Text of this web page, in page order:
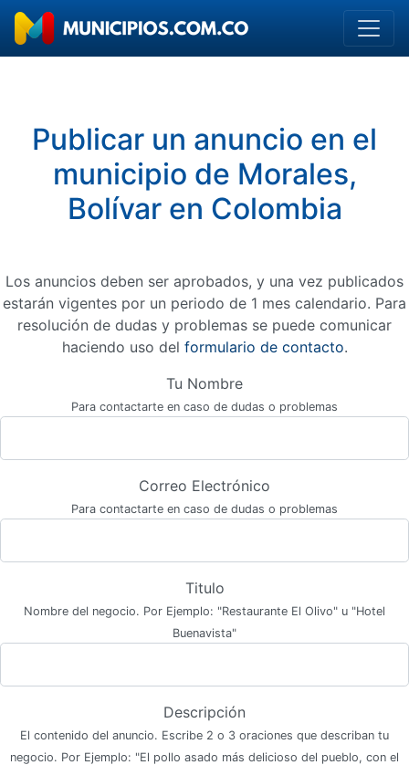
Publicar un anuncio en el
municipio de Morales,
Bolívar en Colombia
Los anuncios deben ser aprobados, y una vez publicados
estarán vigentes por un periodo de 1 mes calendario. Para
resolución de dudas y problemas se puede comunicar
haciendo uso del formulario de contacto.
Tu Nombre
Para contactarte en caso de dudas o problemas
Correo Electrónico
Para contactarte en caso de dudas o problemas
Titulo
Nombre del negocio. Por Ejemplo: "Restaurante El Olivo" u "Hotel
Buenavista"
Descripción
El contenido del anuncio. Escribe 2 o 3 oraciones que describan tu
negocio. Por Ejemplo: "El pollo asado más delicioso del pueblo, con el